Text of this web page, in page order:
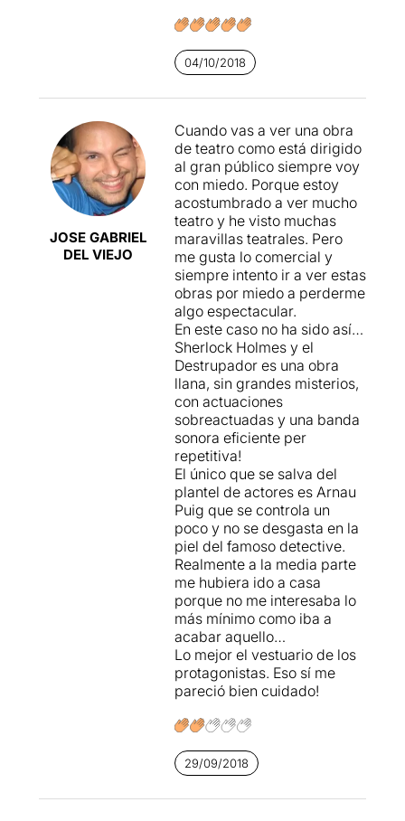
04/10/2018
JOSE GABRIEL
DEL VIEJO
Cuando vas a ver una obra
de teatro como está dirigido
al gran público siempre voy
con miedo. Porque estoy
acostumbrado a ver mucho
teatro y he visto muchas
maravillas teatrales. Pero
me gusta lo comercial y
siempre intento ir a ver estas
obras por miedo a perderme
algo espectacular.
En este caso no ha sido así…
Sherlock Holmes y el
Destrupador es una obra
llana, sin grandes misterios,
con actuaciones
sobreactuadas y una banda
sonora eficiente per
repetitiva!
El único que se salva del
plantel de actores es Arnau
Puig que se controla un
poco y no se desgasta en la
piel del famoso detective.
Realmente a la media parte
me hubiera ido a casa
porque no me interesaba lo
más mínimo como iba a
acabar aquello…
Lo mejor el vestuario de los
protagonistas. Eso sí me
pareció bien cuidado!
29/09/2018